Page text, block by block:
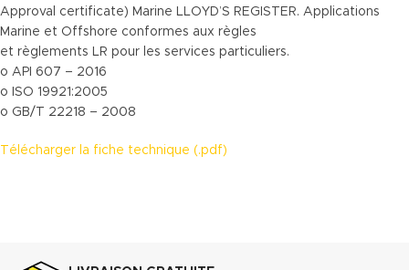
Approval certificate) Marine LLOYD’S REGISTER. Applications
Marine et Offshore conformes aux règles
et règlements LR pour les services particuliers.
o API 607 – 2016
o ISO 19921:2005
o GB/T 22218 – 2008
Télécharger la fiche technique (.pdf)